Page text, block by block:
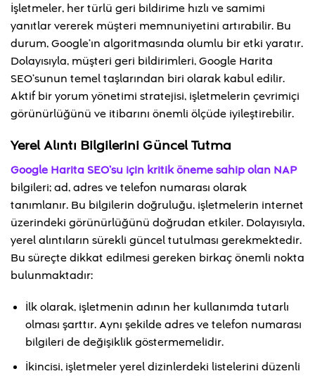
İşletmeler, her türlü geri bildirime hızlı ve samimi
yanıtlar vererek müşteri memnuniyetini artırabilir. Bu
durum, Google’ın algoritmasında olumlu bir etki yaratır.
Dolayısıyla, müşteri geri bildirimleri, Google Harita
SEO’sunun temel taşlarından biri olarak kabul edilir.
Aktif bir yorum yönetimi stratejisi, işletmelerin çevrimiçi
görünürlüğünü ve itibarını önemli ölçüde iyileştirebilir.
Yerel Alıntı Bilgilerini Güncel Tutma
Google Harita SEO’su için kritik öneme sahip olan NAP
bilgileri; ad, adres ve telefon numarası olarak
tanımlanır. Bu bilgilerin doğruluğu, işletmelerin internet
üzerindeki görünürlüğünü doğrudan etkiler. Dolayısıyla,
yerel alıntıların sürekli güncel tutulması gerekmektedir.
Bu süreçte dikkat edilmesi gereken birkaç önemli nokta
bulunmaktadır:
İlk olarak, işletmenin adının her kullanımda tutarlı
olması şarttır. Aynı şekilde adres ve telefon numarası
bilgileri de değişiklik göstermemelidir.
İkincisi, işletmeler yerel dizinlerdeki listelerini düzenli